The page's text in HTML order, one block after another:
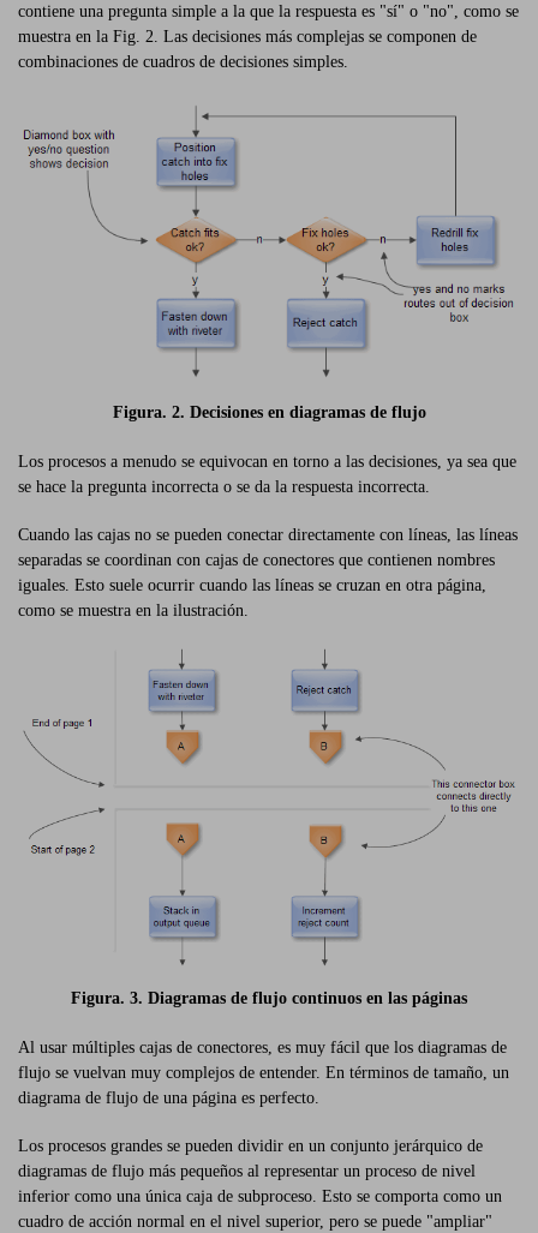
contiene una pregunta simple a la que la respuesta es "sí" o "no", como se
muestra en la Fig. 2. Las decisiones más complejas se componen de
combinaciones de cuadros de decisiones simples.
Figura. 2. Decisiones en diagramas de flujo
Los procesos a menudo se equivocan en torno a las decisiones, ya sea que
se hace la pregunta incorrecta o se da la respuesta incorrecta.
Cuando las cajas no se pueden conectar directamente con líneas, las líneas
separadas se coordinan con cajas de conectores que contienen nombres
iguales. Esto suele ocurrir cuando las líneas se cruzan en otra página,
como se muestra en la ilustración.
Figura. 3. Diagramas de flujo continuos en las páginas
Al usar múltiples cajas de conectores, es muy fácil que los diagramas de
flujo se vuelvan muy complejos de entender. En términos de tamaño, un
diagrama de flujo de una página es perfecto.
Los procesos grandes se pueden dividir en un conjunto jerárquico de
diagramas de flujo más pequeños al representar un proceso de nivel
inferior como una única caja de subproceso. Esto se comporta como un
cuadro de acción normal en el nivel superior, pero se puede "ampliar"